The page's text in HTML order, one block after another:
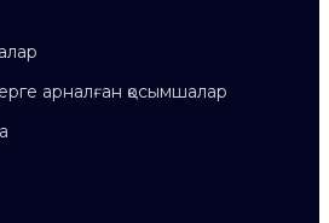
арналған қосымшалар